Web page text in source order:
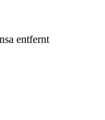
entfernt